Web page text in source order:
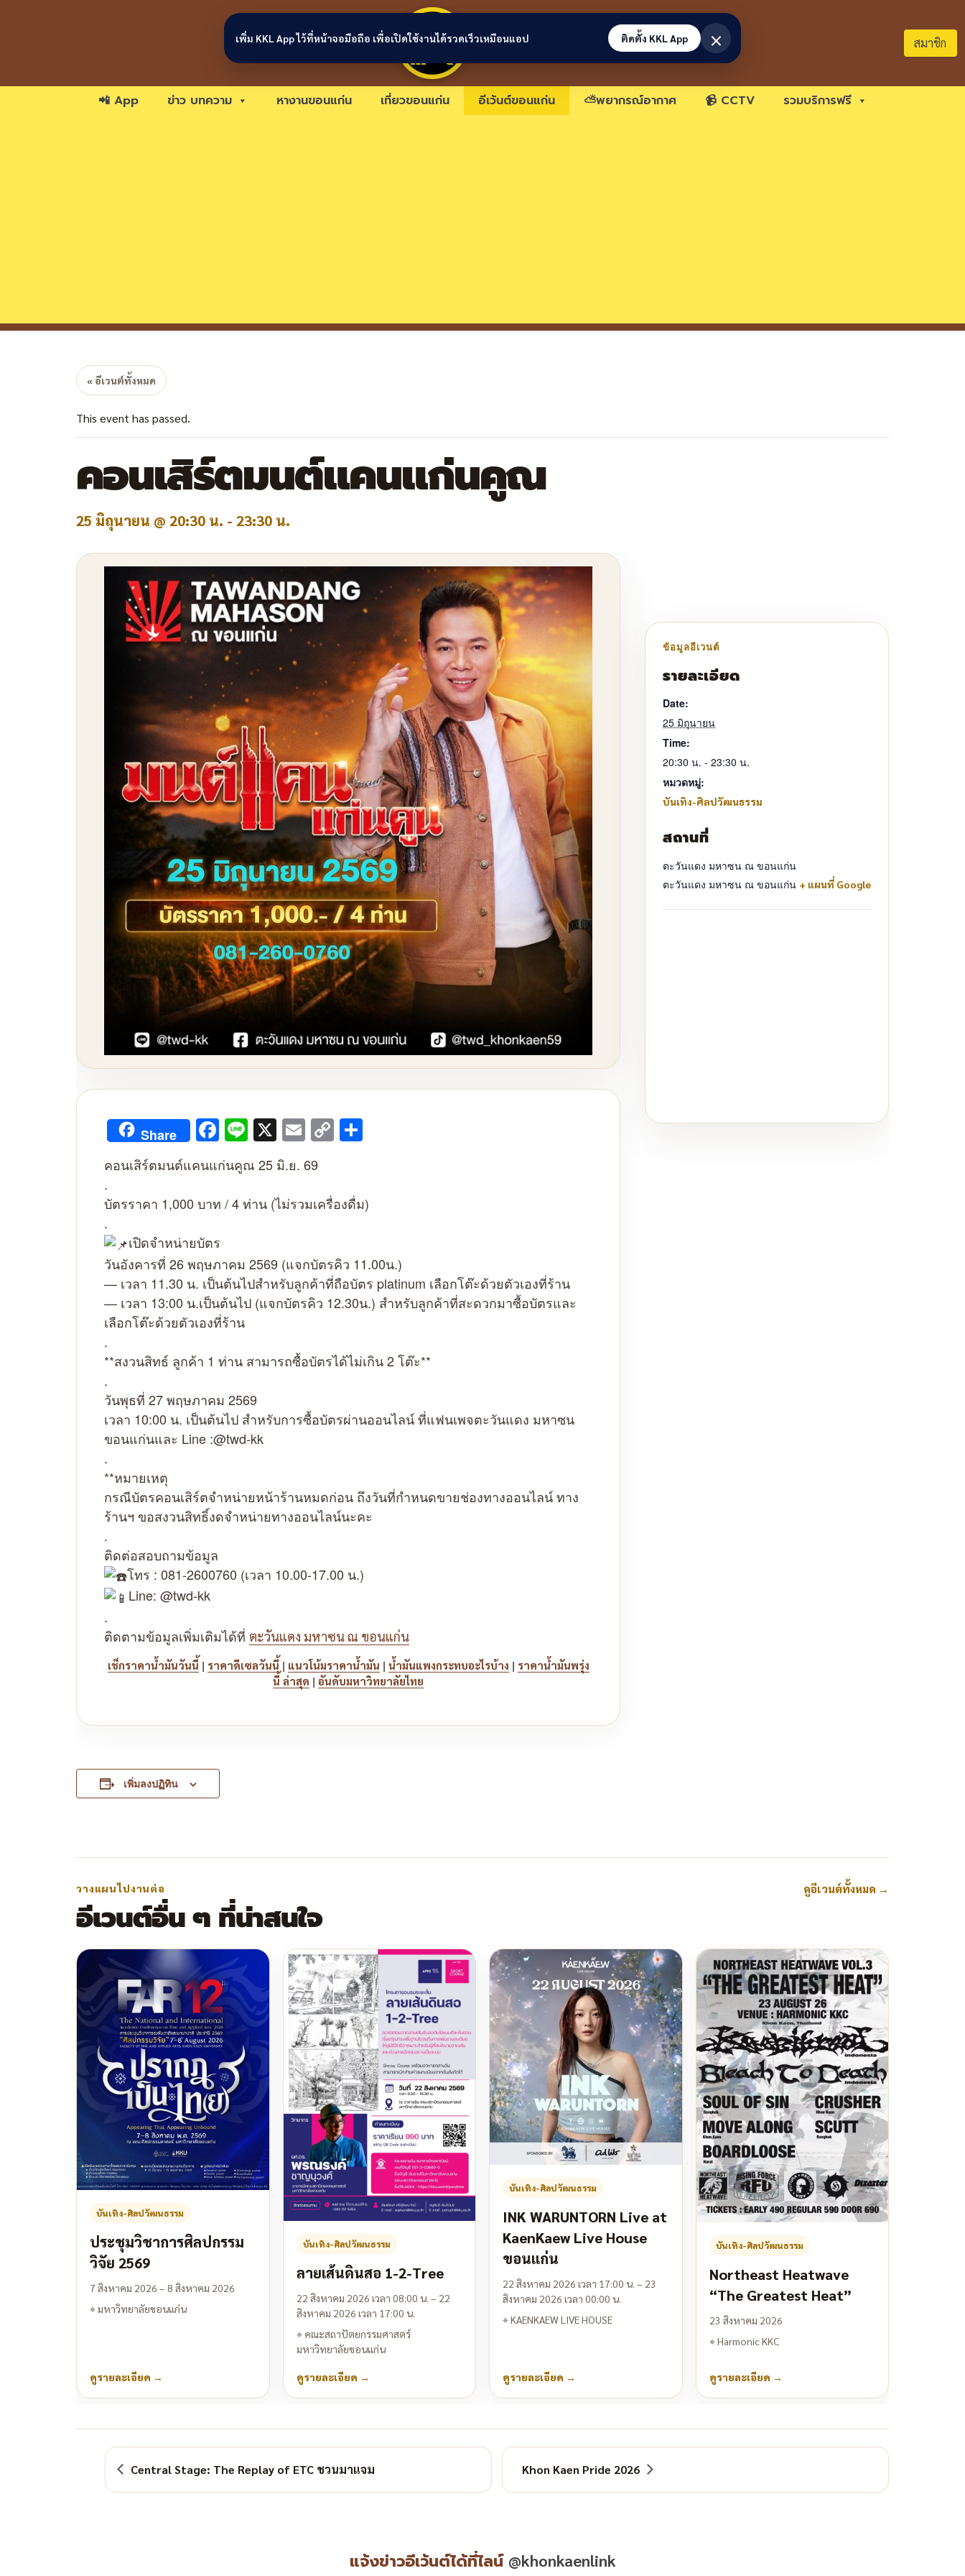
ขอนแก่นลิงก์ สมาชิก
📲 App ข่าว บทความ หางานขอนแก่น เที่ยวขอนแก่น อีเว้นต์ขอนแก่น ⛅พยากรณ์อากาศ 📹 CCTV รวมบริการฟรี
« อีเวนต์ทั้งหมด
This event has passed.
คอนเสิร์ตมนต์แคนแก่นคูณ
25 มิถุนายน @ 20:30 น. - 23:30 น.
Share Facebook
Line
X Email
Copy
คอนเสิร์ตมนต์แคนแก่นคูณ 25 มิ.ย. 69
.
บัตรราคา 1,000 บาท / 4 ท่าน (ไม่รวมเครื่องดื่ม)
.
เปิดจำหน่ายบัตร
วันอังคารที่ 26 พฤษภาคม 2569 (แจกบัตรคิว 11.00น.)
— เวลา 11.30 น. เป็นต้นไปสำหรับลูกค้าที่ถือบัตร platinum เลือกโต๊ะด้วยตัวเองที่ร้าน
— เวลา 13:00 น.เป็นต้นไป (แจกบัตรคิว 12.30น.) สำหรับลูกค้าที่สะดวกมาซื้อบัตรและ
เลือกโต๊ะด้วยตัวเองที่ร้าน
.
**สงวนสิทธ์ ลูกค้า 1 ท่าน สามารถซื้อบัตรได้ไม่เกิน 2 โต๊ะ**
.
วันพุธที่ 27 พฤษภาคม 2569
เวลา 10:00 น. เป็นต้นไป สำหรับการซื้อบัตรผ่านออนไลน์ ที่แฟนเพจตะวันแดง มหาซน
ขอนแก่นและ Line :@twd-kk
.
**หมายเหตุ
กรณีบัตรคอนเสิร์ตจำหน่ายหน้าร้านหมดก่อน ถึงวันที่กำหนดขายช่องทางออนไลน์ ทาง
ร้านฯ ขอสงวนสิทธิ์งดจำหน่ายทางออนไลน์นะคะ
.
ติดต่อสอบถามข้อมูล
โทร : 081-2600760 (เวลา 10.00-17.00 น.)
Line: @twd-kk
.
ติดตามข้อมูลเพิ่มเติมได้ที่ ตะวันแดง มหาซน ณ ขอนแก่น
เช็กราคาน้ำมันวันนี้ | ราคาดีเซลวันนี้ | แนวโน้มราคาน้ำมัน | น้ำมันแพงกระทบอะไรบ้าง | ราคาน้ำมันพรุ่ง
นี้ ล่าสุด | อันดับมหาวิทยาลัยไทย
เพิ่มลงปฏิทิน
วางแผนไปงานต่อ
อีเวนต์อื่น ๆ ที่น่าสนใจ
ดูอีเวนต์ทั้งหมด →
บันเทิง-ศิลปวัฒนธรรม
ประชุมวิชาการศิลปกรรม
วิจัย 2569
7 สิงหาคม 2026 – 8 สิงหาคม 2026
⌖มหาวิทยาลัยขอนแก่น
ดูรายละเอียด →
บันเทิง-ศิลปวัฒนธรรม
ลายเส้นดินสอ 1-2-Tree
22 สิงหาคม 2026 เวลา 08:00 น. – 22
สิงหาคม 2026 เวลา 17:00 น.
⌖คณะสถาปัตยกรรมศาสตร์
มหาวิทยาลัยขอนแก่น
ดูรายละเอียด →
บันเทิง-ศิลปวัฒนธรรม
INK WARUNTORN Live at
KaenKaew Live House
ขอนแก่น
22 สิงหาคม 2026 เวลา 17:00 น. – 23
สิงหาคม 2026 เวลา 00:00 น.
⌖KAENKAEW LIVE HOUSE
ดูรายละเอียด →
บันเทิง-ศิลปวัฒนธรรม
Northeast Heatwave
“The Greatest Heat”
23 สิงหาคม 2026
⌖Harmonic KKC
ดูรายละเอียด →
รายละเอียด
Date:
25 มิถุนายน
Time:
20:30 น. - 23:30 น.
หมวดหมู่:
บันเทิง-ศิลปวัฒนธรรม
สถานที่
ตะวันแดง มหาซน ณ ขอนแก่น
ตะวันแดง มหาซน ณ ขอนแก่น + แผนที่ Google
Central Stage: The Replay of ETC ชวนมาแจม Khon Kaen Pride 2026
แจ้งข่าวอีเว้นต์ได้ที่ไลน์ @khonkaenlink
เพิ่ม KKL App ไว้ที่หน้าจอมือถือ เพื่อเปิดใช้งานได้รวดเร็วเหมือนแอป ติดตั้ง KKL App ×